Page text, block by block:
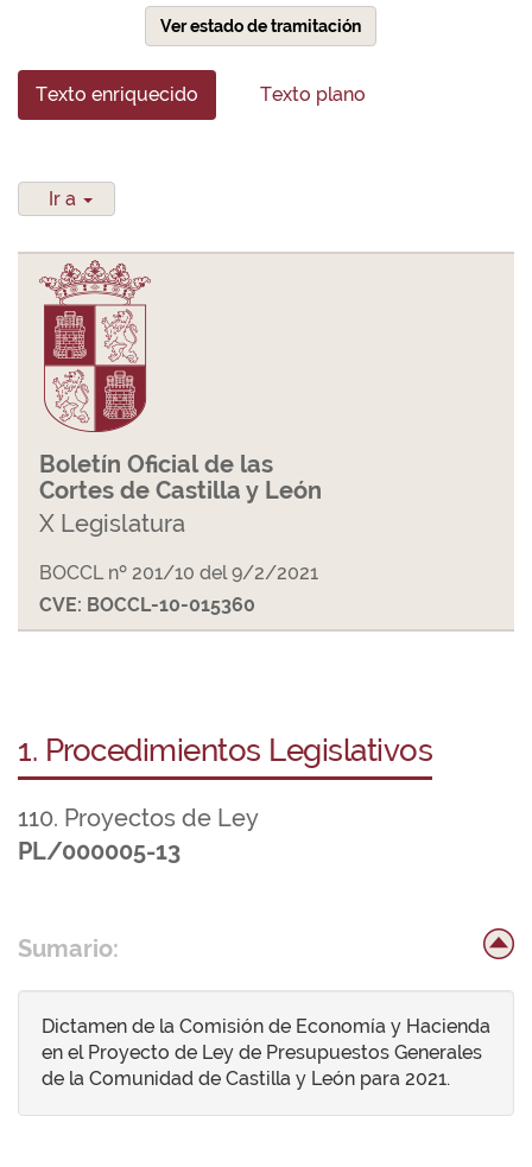
Ver estado de tramitación
Texto enriquecido Texto plano
Ir a
Boletín Oficial de las
Cortes de Castilla y León
X Legislatura
BOCCL nº 201/10 del 9/2/2021
CVE: BOCCL-10-015360
1. Procedimientos Legislativos
110. Proyectos de Ley
PL/000005-13
Sumario:
Dictamen de la Comisión de Economía y Hacienda
en el Proyecto de Ley de Presupuestos Generales
de la Comunidad de Castilla y León para 2021.